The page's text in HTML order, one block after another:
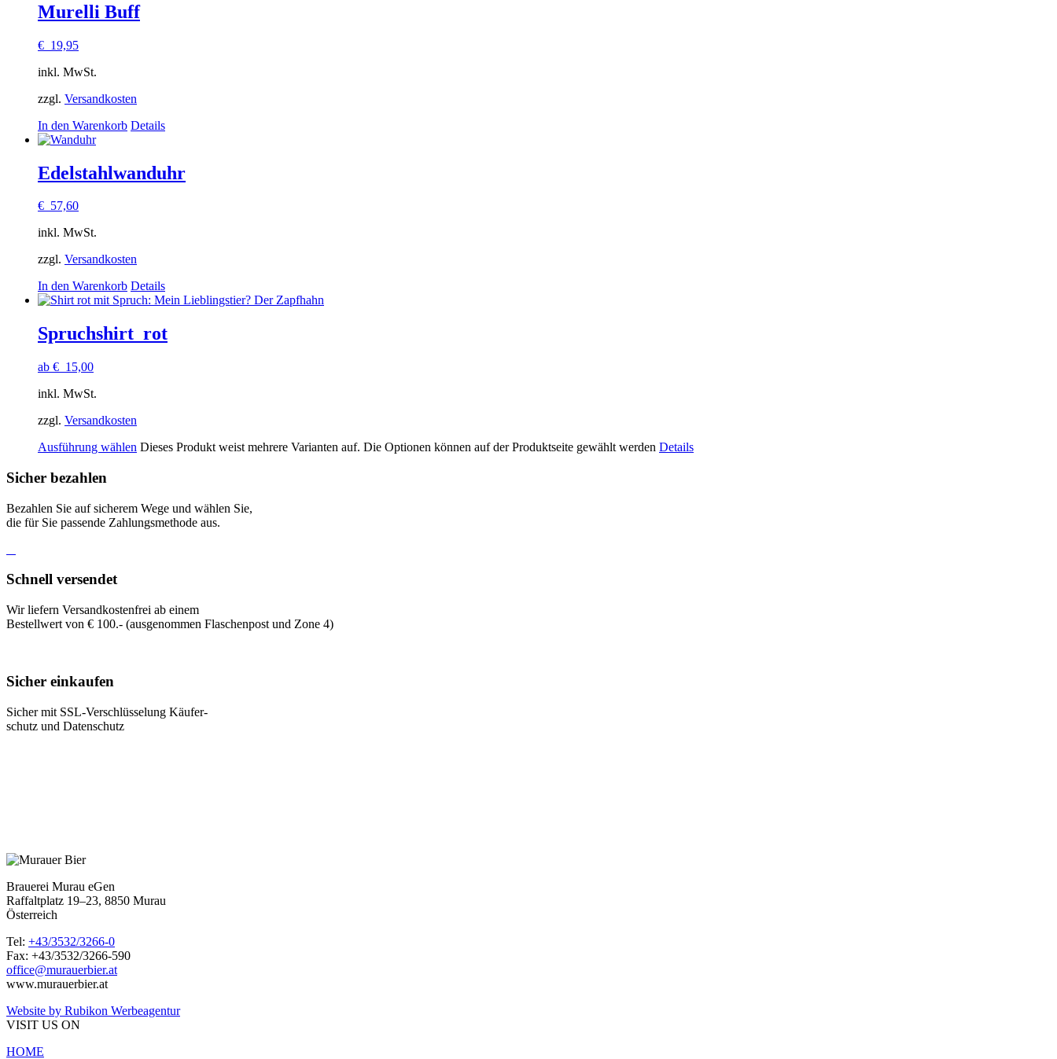
Murelli Buff
€ 19,95
inkl. MwSt.
zzgl. Versandkosten
In den Warenkorb Details
Edelstahlwanduhr
€ 57,60
inkl. MwSt.
zzgl. Versandkosten
In den Warenkorb Details
Spruchshirt_rot
ab € 15,00
inkl. MwSt.
zzgl. Versandkosten
Ausführung wählen Dieses Produkt weist mehrere Varianten auf. Die Optionen können auf der Produktseite gewählt werden Details
Sicher bezahlen
Bezahlen Sie auf sicherem Wege und wählen Sie,
die für Sie passende Zahlungsmethode aus.
Schnell versendet
Wir liefern Versandkostenfrei ab einem
Bestellwert von € 100.- (ausgenommen Flaschenpost und Zone 4)
Sicher einkaufen
Sicher mit SSL-Verschlüsselung Käufer-
schutz und Datenschutz
Brauerei Murau eGen
Raffaltplatz 19–23, 8850 Murau
Österreich
Tel: +43/3532/3266-0
Fax: +43/3532/3266-590
office@murauerbier.at
www.murauerbier.at
Website by Rubikon Werbeagentur
VISIT US ON
HOME